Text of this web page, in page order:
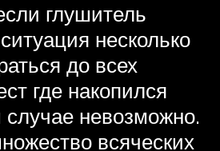
глушитель
несколько
до всех
где накопился
случае невозможно.
всяческих